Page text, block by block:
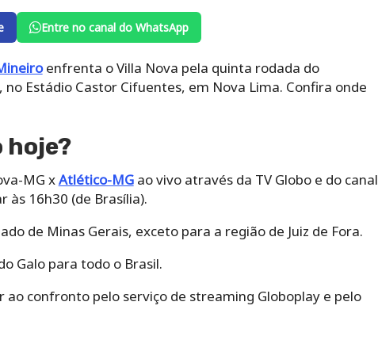
Entre no canal do WhatsApp
enfrenta o Villa Nova pela quinta rodada do
Estádio Castor Cifuentes, em Nova Lima. Confira onde
hoje?
MG xAtlético-MGao vivo através da TV Globo e do canal
às 16h30 (de Brasília).
de Minas Gerais, exceto para a região de Juiz de Fora.
Galo para todo o Brasil.
confronto pelo serviço de streaming Globoplay e pelo